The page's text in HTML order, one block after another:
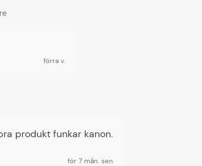
förra v.
produkt funkar kanon.
för 7 mån. sen